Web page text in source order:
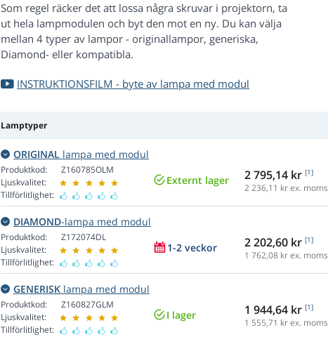
Som regel räcker det att lossa några skruvar i projektorn, ta
ut hela lampmodulen och byt den mot en ny. Du kan välja
mellan 4 typer av lampor - originallampor, generiska,
Diamond- eller kompatibla.
INSTRUKTIONSFILM - byte av lampa med modul
Lamptyper
ORIGINAL lampa med modul
Produktkod:
Ljuskvalitet:
Tillförlitlighet:
Z160785OLM
Externt lager 2 795,14 kr [1]
2 236,11 kr ex. moms
DIAMOND-lampa med modul
Produktkod:
Ljuskvalitet:
Tillförlitlighet:
Z172074DL
1-2 veckor 2 202,60 kr [1]
1 762,08 kr ex. moms
GENERISK lampa med modul
Produktkod:
Ljuskvalitet:
Tillförlitlighet:
Z160827GLM
I lager 1 944,64 kr [1]
1 555,71 kr ex. moms